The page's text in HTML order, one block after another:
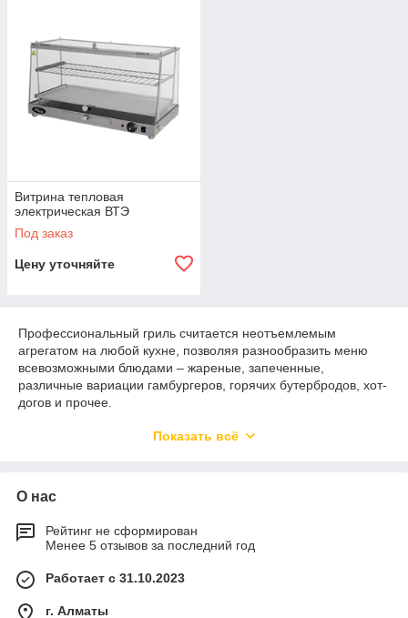
Витрина тепловая
электрическая ВТЭ
Под заказ
Цену уточняйте
Профессиональный гриль считается неотъемлемым
агрегатом на любой кухне, позволяя разнообразить меню
всевозможными блюдами – жареные, запеченные,
различные вариации гамбургеров, горячих бутербродов, хот-
догов и прочее.
клиентов, поэтому шашлыки, мясо, рыба, овощи гриль есть в
Чтобы качество блюд на гриле было стабильно
профессиональный, качественный, современный.
Виды профессиональных грилей
В ассортименте нашего интернет магазина Rks.kz, вы
Показать всё
О нас
Рейтинг не сформирован
Менее 5 отзывов за последний год
Работает с 31.10.2023
г. Алматы